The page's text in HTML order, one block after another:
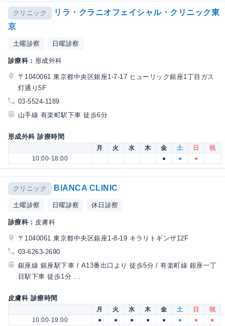
クリニック
リラ・クラニオフェイシャル・クリニック東
京
土曜診察 日曜診察
診療科： 形成外科
〒1040061 東京都中央区銀座1-7-17 ヒューリック銀座1丁目ガス
灯通り5F
03-5524-1189
山手線 有楽町駅下車 徒歩6分
形成外科 診療時間
月 火 水 木 金 土 日
祝
10:00-18:00
● ● ●
クリニック BIANCA CLINIC
土曜診察 日曜診察 休日診察
診療科： 皮膚科
〒1040061 東京都中央区銀座1-8-19 キラリトギンザ12F
03-6263-2690
銀座線 銀座駅下車 / A13番出口より 徒歩5分 / 有楽町線 銀座一丁
目駅下車 徒歩1分 ...
皮膚科 診療時間
月 火 水 木 金 土 日
祝
10:00-19:00
● ● ● ● ● ● ● ●